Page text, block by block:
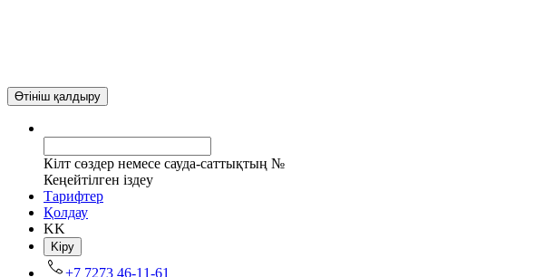
Өтініш қалдыру
Кілт сөздер немесе сауда-саттықтың №
Кеңейтілген іздеу
Tарифтер
Қолдау
KK
Kіру
+7 7273 46-11-61